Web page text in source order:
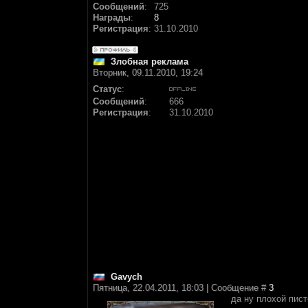
Сообщений:
725
Награды:
8
Регистрация: 31.10.2010
Злобная реклама
Вторник, 09.11.2010, 19:24
Статус:
Сообщений:
666
Регистрация: 31.10.2010
Gavych
Пятница, 22.04.2011, 18:03 | Сообщение # 3
да ну плохой